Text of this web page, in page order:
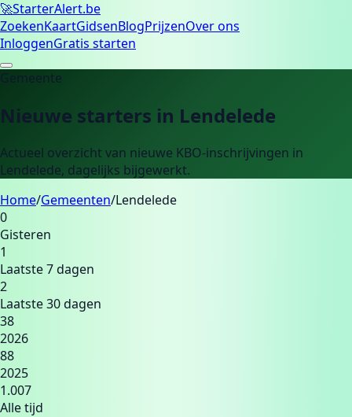
🚀StarterAlert.be
ZoekenKaartGidsenBlogPrijzenOver ons
InloggenGratis starten
Gemeente
Nieuwe starters in Lendelede
Actueel overzicht van nieuwe KBO-inschrijvingen in
Lendelede, dagelijks bijgewerkt.
Home/Gemeenten/Lendelede
0
Gisteren
1
Laatste 7 dagen
2
Laatste 30 dagen
38
2026
88
2025
1.007
Alle tijd